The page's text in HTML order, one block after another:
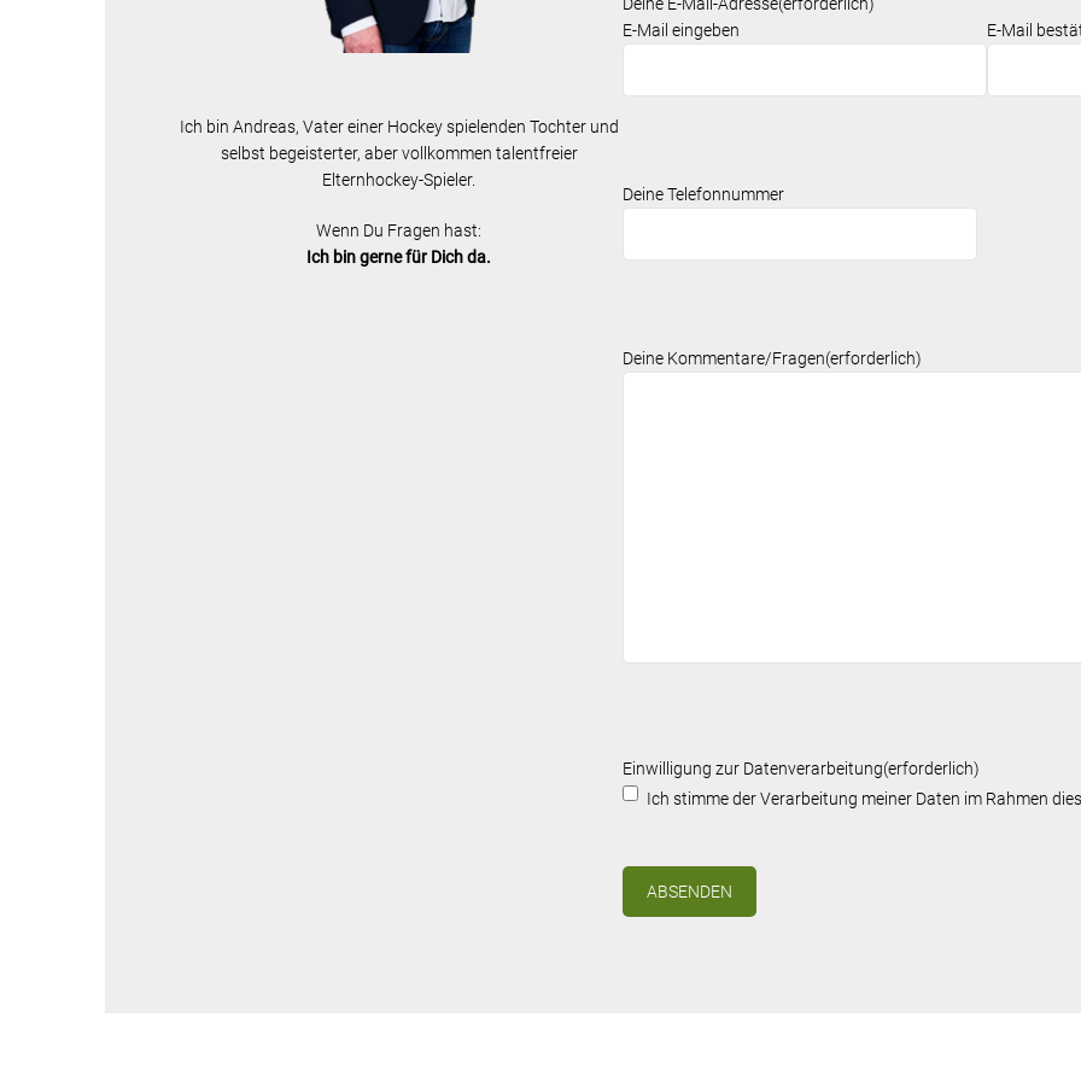
Ich bin Andreas, Vater einer Hockey spielenden Tochter und
selbst begeisterter, aber vollkommen talentfreier
Elternhockey-Spieler.
Wenn Du Fragen hast:
Ich bin gerne für Dich da.
Deine E-Mail-Adresse(erforderlich)
E-Mail eingeben
E-Mail
Deine Telefonnummer
Deine Kommentare/Fragen(erforderlich)
Einwilligung zur Datenverarbeitung(erforderlich)
Ich stimme der Verarbeitung meiner Daten im Rahmen